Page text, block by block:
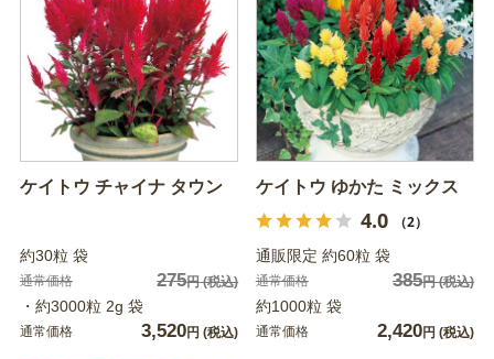
ケイトウ チャイナ タウン
約30粒 袋
通常価格 275円(税込)
・約3000粒 2g 袋
通常価格 3,520円 (税込)
ケイトウ ゆかた ミックス
4.0 （2）
通販限定 約60粒 袋
通常価格 385円(税込)
約1000粒 袋
通常価格 2,420円 (税込)